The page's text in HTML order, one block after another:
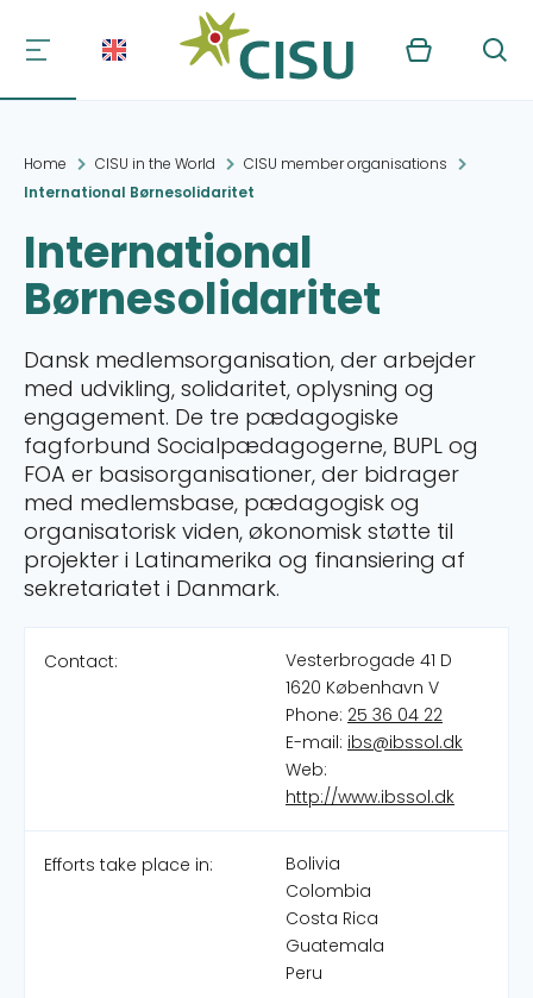
Kurv Søg
Home CISU in the World
CISU member organisations
International Børnesolidaritet
International
Børnesolidaritet
Dansk medlemsorganisation, der arbejder
med udvikling, solidaritet, oplysning og
engagement. De tre pædagogiske
fagforbund Socialpædagogerne, BUPL og
FOA er basisorganisationer, der bidrager
med medlemsbase, pædagogisk og
organisatorisk viden, økonomisk støtte til
projekter i Latinamerika og finansiering af
sekretariatet i Danmark.
Contact:
Vesterbrogade 41 D
1620 København V
Phone: 25 36 04 22
E-mail: ibs@ibssol.dk
Web:
http://www.ibssol.dk
Efforts take place in:
Bolivia
Colombia
Costa Rica
Guatemala
Peru